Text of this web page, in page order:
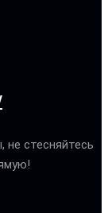
не стесняйтесь